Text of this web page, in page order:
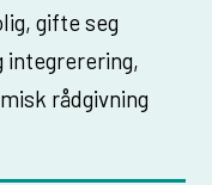
gifte seg
integrerering,
rådgivning